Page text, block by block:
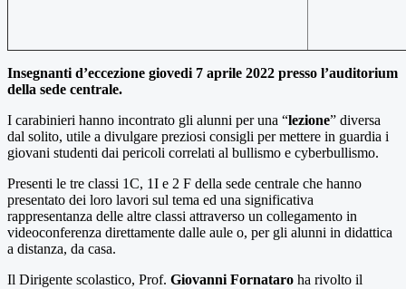
Insegnanti d’eccezione giovedi 7 aprile 2022 presso l’auditorium
della sede centrale.
I carabinieri hanno incontrato gli alunni per una “lezione” diversa
dal solito, utile a divulgare preziosi consigli per mettere in guardia i
giovani studenti dai pericoli correlati al bullismo e cyberbullismo.
Presenti le tre classi 1C, 1I e 2 F della sede centrale che hanno
presentato dei loro lavori sul tema ed una significativa
rappresentanza delle altre classi attraverso un collegamento in
videoconferenza direttamente dalle aule o, per gli alunni in didattica
a distanza, da casa.
Il Dirigente scolastico, Prof. Giovanni Fornataro ha rivolto il